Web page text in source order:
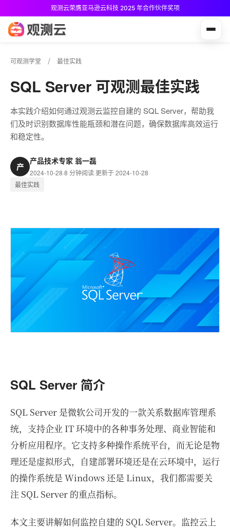
观测云荣膺亚马逊云科技 2025 年合作伙伴奖项
可观测学堂 最佳实践
SQL Server 可观测最佳实践
本实践介绍如何通过观测云监控自建的 SQL Server，帮助我
们及时识别数据库性能瓶颈和潜在问题，确保数据库高效运行
和稳定性。
产
产品技术专家 翁一磊
2024-10-28·8 分钟阅读·更新于 2024-10-28
最佳实践
SQL Server 简介
SQL Server 是微软公司开发的一款关系数据库管理系
统，支持企业 IT 环境中的各种事务处理、商业智能和
分析应用程序。它支持多种操作系统平台，而无论是物
理还是虚拟形式，自建部署环境还是在云环境中，运行
的操作系统是 Windows 还是 Linux，我们都需要关
注 SQL Server 的重点指标。
本文主要讲解如何监控自建的 SQL Server。监控云上